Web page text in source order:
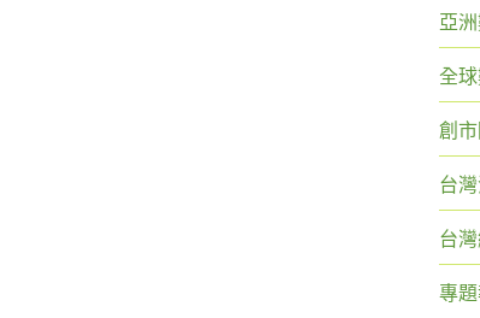
亞
全
創
台
台
專